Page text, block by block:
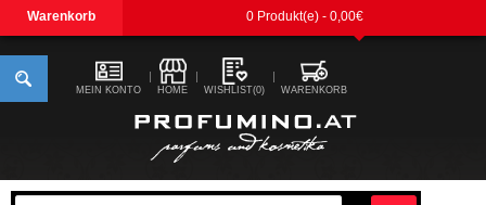
Warenkorb 0 Produkt(e) - 0,00€
MEIN KONTO HOME WISHLIST(0) WARENKORB